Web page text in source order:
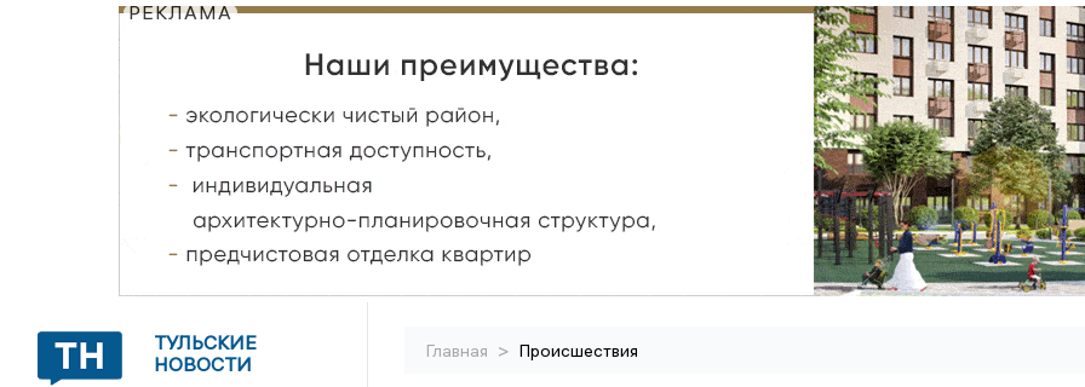
РЕКЛАМА
ТУЛЬСКИЕ
НОВОСТИ
Главная > Происшествия